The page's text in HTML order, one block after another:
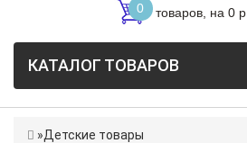
0 товаров, на 0 р.
КАТАЛОГ ТОВАРОВ
Детские товары